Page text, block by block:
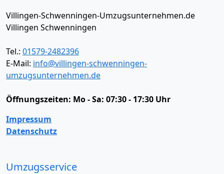
Villingen-Schwenningen-Umzugsunternehmen.de
Villingen Schwenningen
Tel.: 01579-2482396
E-Mail: info@villingen-schwenningen-
umzugsunternehmen.de
Öffnungszeiten: Mo - Sa: 07:30 - 17:30 Uhr
Impressum
Datenschutz
Umzugsservice